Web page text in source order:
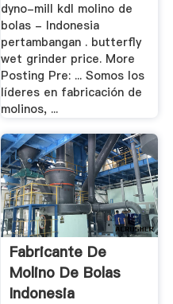
dyno-mill kdl molino de
bolas - Indonesia
pertambangan . butterfly
wet grinder price. More
Posting Pre: ... Somos los
líderes en fabricación de
molinos, ...
Fabricante De
Molino De Bolas
Indonesia